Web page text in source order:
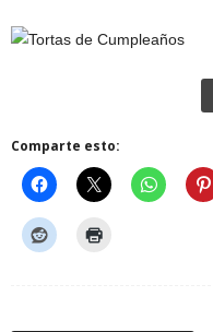
Comparte esto: